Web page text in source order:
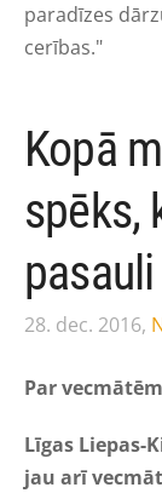
paradīzes
cerības."
Kopā
spēks,
pasauli
28. dec. 2016,
Par
Līgas
jau arī